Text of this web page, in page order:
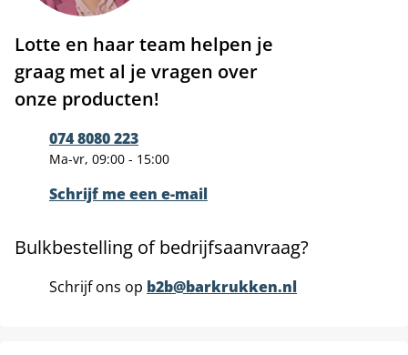
Lotte en haar team helpen je
graag met al je vragen over
onze producten!
074 8080 223
Ma-vr, 09:00 - 15:00
Schrijf me een e-mail
Bulkbestelling of bedrijfsaanvraag?
Schrijf ons op b2b@barkrukken.nl